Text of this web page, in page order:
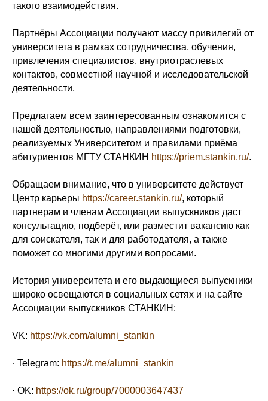
такого взаимодействия.
Партнёры Ассоциации получают массу привилегий от
университета в рамках сотрудничества, обучения,
привлечения специалистов, внутриотраслевых
контактов, совместной научной и исследовательской
деятельности.
Предлагаем всем заинтересованным ознакомится с
нашей деятельностью, направлениями подготовки,
реализуемых Университетом и правилами приёма
абитуриентов МГТУ СТАНКИН https://priem.stankin.ru/.
Обращаем внимание, что в университете действует
Центр карьеры https://career.stankin.ru/, который
партнерам и членам Ассоциации выпускников даст
консультацию, подберёт, или разместит вакансию как
для соискателя, так и для работодателя, а также
поможет со многими другими вопросами.
История университета и его выдающиеся выпускники
широко освещаются в социальных сетях и на сайте
Ассоциации выпускников СТАНКИН:
VK: https://vk.com/alumni_stankin
· Telegram: https://t.me/alumni_stankin
· OK: https://ok.ru/group/7000003647437